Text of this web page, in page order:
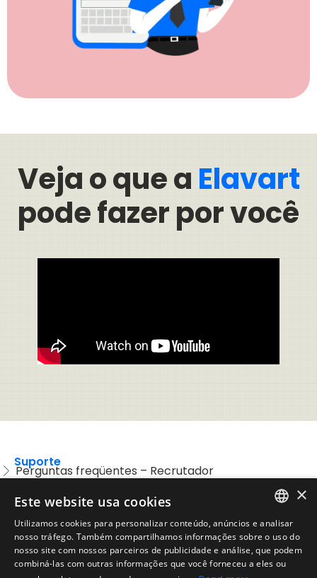
Veja o que a Elavart
pode fazer por você
Suporte
Perguntas freqüentes – Recrutador
Preguntas frequentes – Candidatos
Legal
Política de Uso Aceitável
Aviso Legal
ENGLISH
SPANISH
×
Este website usa cookies
Utilizamos cookies para personalizar conteúdo, anúncios e analisar
nosso tráfego. Também compartilhamos informações sobre o uso do
nosso site com nossos parceiros de publicidade e análise, que podem
combiná-las com outras informações que você forneceu a eles ou